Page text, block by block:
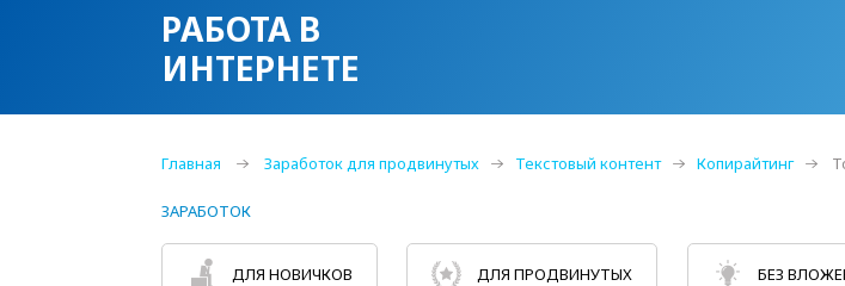
РАБОТА В
ИНТЕРНЕТЕ
Главная Заработок для продвинутых Текстовый контент Копирайтинг
ЗАРАБОТОК
ДЛЯ НОВИЧКОВ ДЛЯ ПРОДВИНУТЫХ БЕЗ